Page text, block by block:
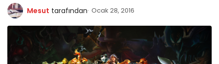
Mesut tarafından Ocak 28, 2016